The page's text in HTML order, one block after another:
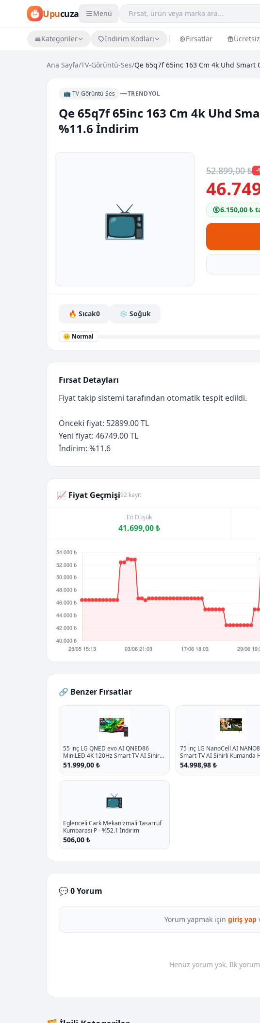
Upucuza Menü
Kategoriler İndirim Kodları Fırsatlar Ücretsiz
Ana Sayfa/TV-Görüntü-Ses/
📺 TV-Görüntü-Ses TRENDYOL
Qe 65q7f 65inc 163 Cm 4k Uhd
%11.6 İndirim
📺
52.899,00 ₺ -
6.150,00 ₺
🔥 Sıcak0 ❄️ Soğuk
😐 Normal
Fırsat Detayları
Fiyat takip sistemi tarafından otomatik tespit edildi.
Önceki fiyat: 52899.00 TL
Yeni fiyat: 46749.00 TL
İndirim: %11.6
📈 Fiyat Geçmişi92 kayıt
En Düşük
41.699,00 ₺
🔗 Benzer Fırsatlar
55 inç LG QNED evo AI QNED86
MiniLED 4K 120Hz Smart TV AI Sihirli
Kumanda webOS25 2025
51.999,00 ₺
75 inç LG NanoCell AI
Smart TV AI Sihirli Kumanda
webOS25 2025
54.998,98 ₺
📺
Eglenceli Cark Mekanizmali Tasarruf
Kumbarasi P - %52.1 İndirim
506,00 ₺
💬 0 Yorum
Yorum yapmak için giriş yap
Henüz yorum yok. İlk